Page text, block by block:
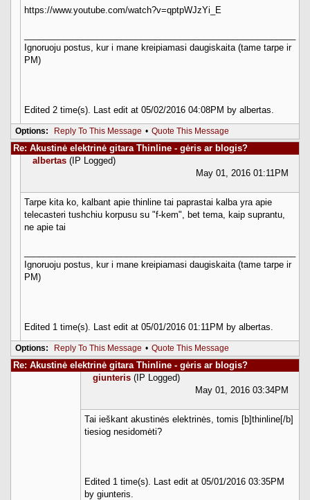
https://www.youtube.com/watch?v=qptpWJzYi_E
Ignoruoju postus, kur i mane kreipiamasi daugiskaita (tame tarpe ir
PM)
Edited 2 time(s). Last edit at 05/02/2016 04:08PM by albertas.
Options: Reply To This Message • Quote This Message
Re: Akustinė elektrinė gitara Thinline - gėris ar blogis?
albertas (IP Logged)
May 01, 2016 01:11PM
Tarpe kita ko, kalbant apie thinline tai paprastai kalba yra apie
telecasteri tushchiu korpusu su "f-kem", bet tema, kaip suprantu,
ne apie tai
Ignoruoju postus, kur i mane kreipiamasi daugiskaita (tame tarpe ir
PM)
Edited 1 time(s). Last edit at 05/01/2016 01:11PM by albertas.
Options: Reply To This Message • Quote This Message
Re: Akustinė elektrinė gitara Thinline - gėris ar blogis?
giunteris (IP Logged)
May 01, 2016 03:34PM
Tai ieškant akustinės elektrinės, tomis [b]thinline[/b]
tiesiog nesidomėti?
Edited 1 time(s). Last edit at 05/01/2016 03:35PM
by giunteris.